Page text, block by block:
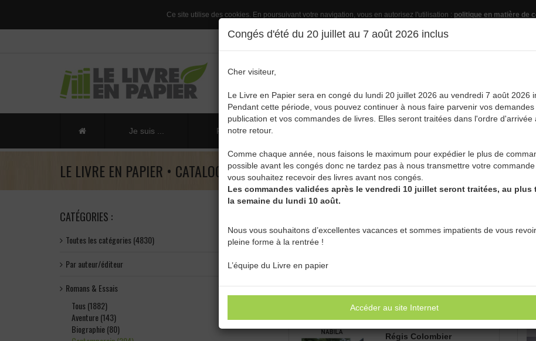
Ce site utilise des cookies. En poursuivant votre navigation, vous en autorisez l'utilisation : politique en matière de
Congés d'été du 20 juillet au 7 août 2026 inclus
Cher visiteur,
Le Livre en Papier sera en congé du lundi 20 juillet 2026 au vendredi 7 août 2026
Pendant cette période, vous pouvez continuer à nous faire parvenir vos demandes
publication et vos commandes de livres. Elles seront traitées dans l'ordre d'arrivée
notre retour.
Comme chaque année, nous faisons le maximum pour expédier le plus de
possible avant les congés donc ne tardez pas à nous transmettre votre
vous souhaitez recevoir des livres avant nos congés.
Les commandes validées après le vendredi 10 juillet seront traitées, au plus
la semaine du lundi 10 août.
Nous vous souhaitons d’excellentes vacances et sommes impatients de vous
pleine forme à la rentrée !
L’équipe du Livre en papier
Accéder au site Internet
Je suis ... Publier un livre
LE LIVRE EN PAPIER • CATALOGUE
CATÉGORIES :
Toutes les catégories (4830)
Par auteur/éditeur
Romans & Essais
Tous (1882)
Aventure (143)
Biographie (80)
NABILA
Régis Colombier